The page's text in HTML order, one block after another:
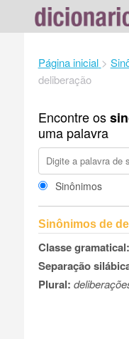
Página inicial >
deliberação
Encontre os
uma palavra
Sinônimos
Sinônimos de
Classe gramatical:
Separação
Plural: